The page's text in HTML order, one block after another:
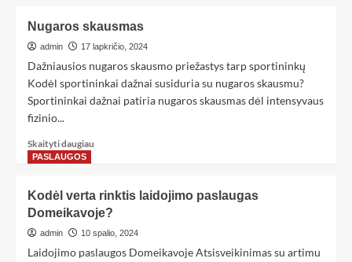
Nugaros skausmas
admin 17 lapkričio, 2024
Dažniausios nugaros skausmo priežastys tarp sportininkų
Kodėl sportininkai dažnai susiduria su nugaros skausmu?
Sportininkai dažnai patiria nugaros skausmas dėl intensyvaus
fizinio...
Skaityti daugiau
PASLAUGOS
Kodėl verta rinktis laidojimo paslaugas
Domeikavoje?
admin 10 spalio, 2024
Laidojimo paslaugos Domeikavoje Atsisveikinimas su artimu